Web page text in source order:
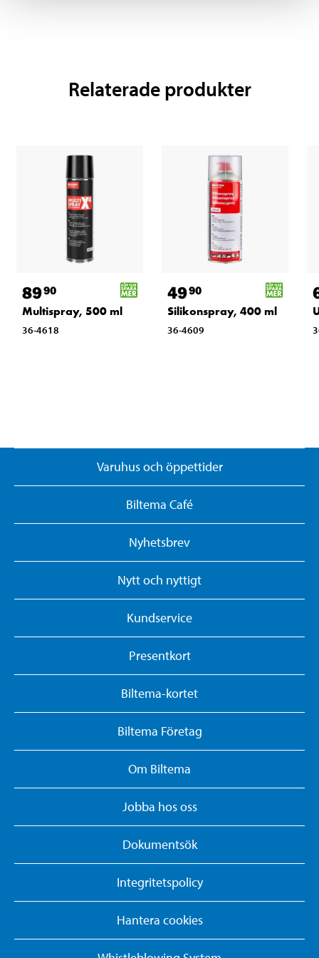
Relaterade produkter
8990
Multispray, 500 ml
36-4618
4990
Silikonspray, 400 ml
36-4609
Varuhus och öppettider
Biltema Café
Nyhetsbrev
Nytt och nyttigt
Kundservice
Presentkort
Biltema-kortet
Biltema Företag
Om Biltema
Jobba hos oss
Dokumentsök
Integritetspolicy
Hantera cookies